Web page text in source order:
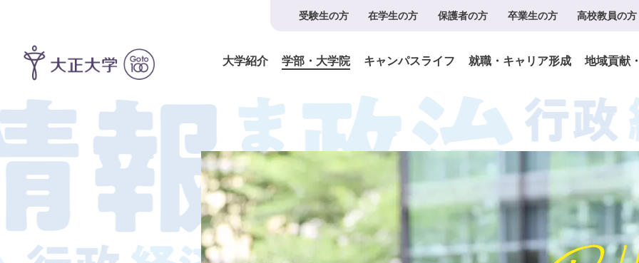
受験生の方 在学生の方 保護者の方 卒業生の方 高校教員の方
大学紹介 学部・大学院 キャンパスライフ 就職・キャリア形成 地域貢献